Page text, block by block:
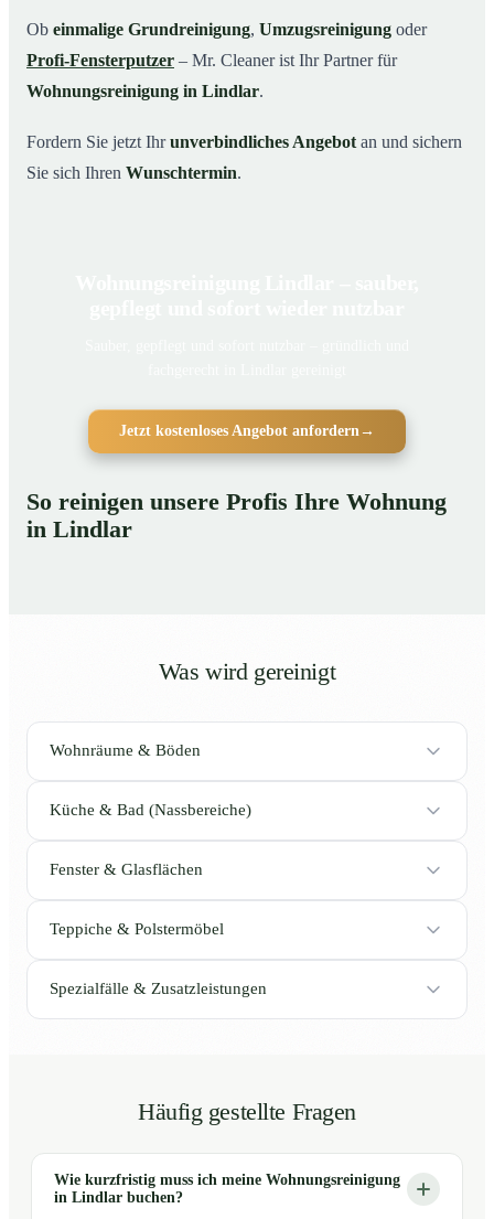
Ob einmalige Grundreinigung, Umzugsreinigung oder
Profi-Fensterputzer – Mr. Cleaner ist Ihr Partner für
Wohnungsreinigung in Lindlar.
Fordern Sie jetzt Ihrunverbindliches Angebot an und sichern
Sie sich Ihren Wunschtermin.
Jetzt kostenloses Angebot anfordern →
So reinigen unsere Profis Ihre Wohnung
in Lindlar
Was wird gereinigt
Wohnräume & Böden
Küche & Bad (Nassbereiche)
Fenster & Glasflächen
Teppiche & Polstermöbel
Spezialfälle & Zusatzleistungen
Häufig gestellte Fragen
Wie kurzfristig muss ich meine Wohnungsreinigung
in Lindlar buchen?